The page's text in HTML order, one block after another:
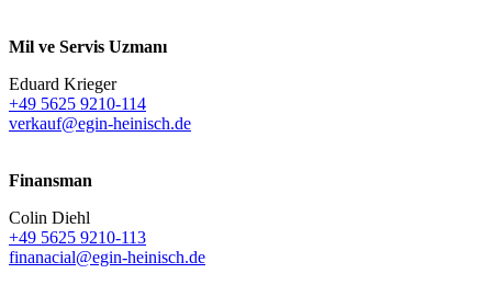
Mil ve Servis Uzmanı
Eduard Krieger
+49 5625 9210-114
verkauf@egin-heinisch.de
Finansman
Colin Diehl
+49 5625 9210-113
finanacial@egin-heinisch.de